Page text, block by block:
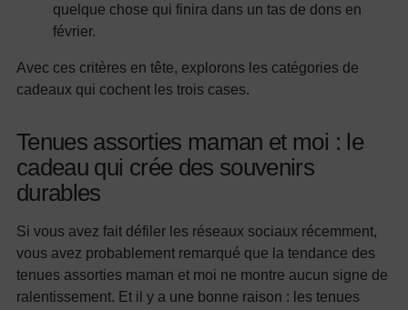
quelque chose qui finira dans un tas de dons en
février.
Avec ces critères en tête, explorons les catégories de
cadeaux qui cochent les trois cases.
Tenues assorties maman et moi : le
cadeau qui crée des souvenirs
durables
Si vous avez fait défiler les réseaux sociaux récemment,
vous avez probablement remarqué que la tendance des
tenues assorties maman et moi ne montre aucun signe de
ralentissement. Et il y a une bonne raison : les tenues